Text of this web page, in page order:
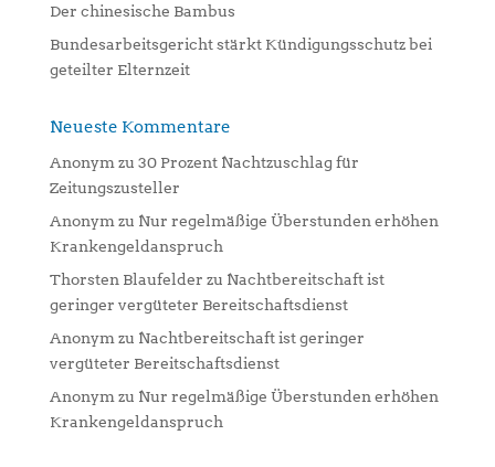
Der chinesische Bambus
Bundesarbeitsgericht stärkt Kündigungsschutz bei
geteilter Elternzeit
Neueste Kommentare
Anonym zu 30 Prozent Nachtzuschlag für
Zeitungszusteller
Anonym zu Nur regelmäßige Überstunden erhöhen
Krankengeldanspruch
Thorsten Blaufelder zu Nachtbereitschaft ist
geringer vergüteter Bereitschaftsdienst
Anonym zu Nachtbereitschaft ist geringer
vergüteter Bereitschaftsdienst
Anonym zu Nur regelmäßige Überstunden erhöhen
Krankengeldanspruch